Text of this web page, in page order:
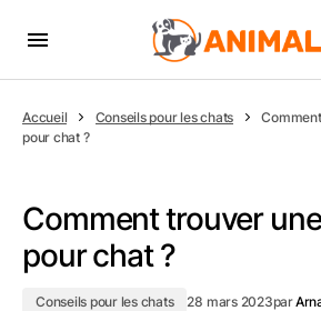
Accueil Conseils pour les chats
pour chat ?
Comment trouver
pour chat ?
Conseils pour les chats 28 mars 2023par